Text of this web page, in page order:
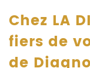
Chez LA
fiers de
de